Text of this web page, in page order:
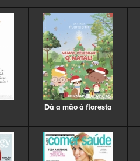
Dá a mão à floresta